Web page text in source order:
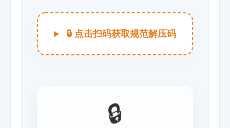
🔒 点击扫码获取规范解压码
🔒